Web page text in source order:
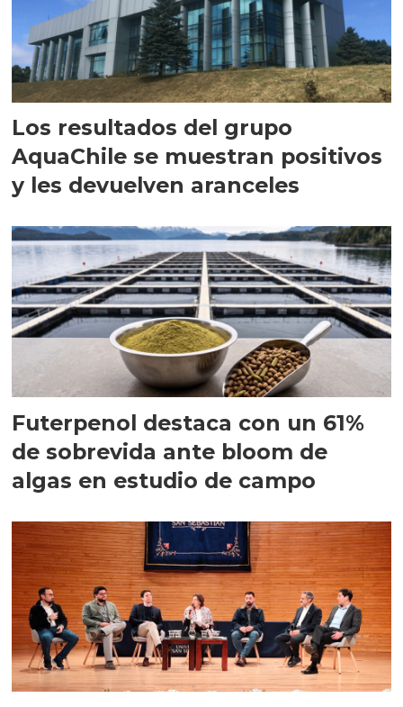
Los resultados del grupo
AquaChile se muestran positivos
y les devuelven aranceles
Futerpenol destaca con un 61%
de sobrevida ante bloom de
algas en estudio de campo